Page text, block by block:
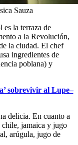
Sauza
es la terraza de
a la Revolución,
la ciudad. El chef
ingredientes de
poblana) y
sobrevivir al Lupe–
delicia. En cuanto a
chile, jamaica y jugo
arúgula, jugo de